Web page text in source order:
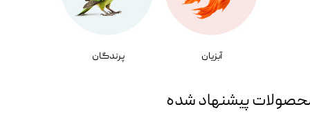
آبزیان پرندگان
پیشنهاد شده